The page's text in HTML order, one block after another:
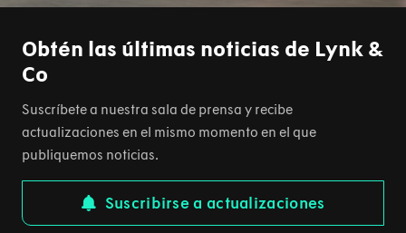
Obtén las últimas noticias de Lynk &
Co
Suscríbete a nuestra sala de prensa y recibe
actualizaciones en el mismo momento en el que
publiquemos noticias.
Suscribirse a actualizaciones